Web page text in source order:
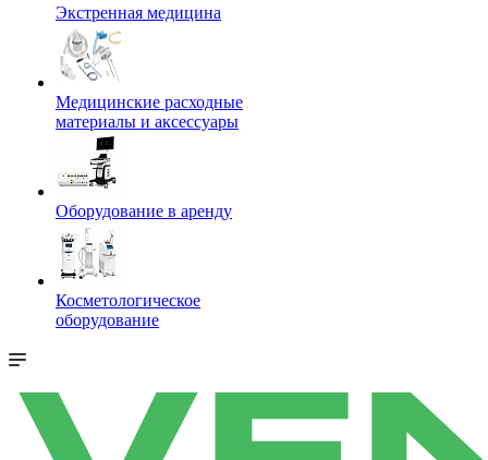
Экстренная медицина
Медицинские расходные
материалы и аксессуары
Оборудование в аренду
Косметологическое
оборудование